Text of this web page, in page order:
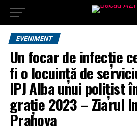
EVENIMENT
Un focar de infecție
fi o locuință de
IPJ Alba unui polițist
grație 2023 – Ziarul
Prahova